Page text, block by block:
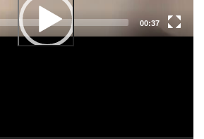
Total
duration
00:37